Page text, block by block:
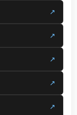
↗
↗
↗
↗
↗